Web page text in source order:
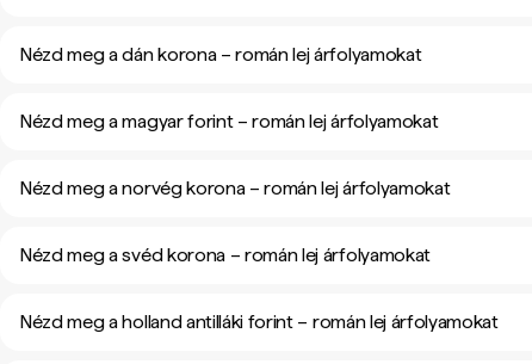
Nézd meg a dán korona – román lej árfolyamokat
Nézd meg a magyar forint – román lej árfolyamokat
Nézd meg a norvég korona – román lej árfolyamokat
Nézd meg a svéd korona – román lej árfolyamokat
Nézd meg a holland antilláki forint – román lej árfolyamokat